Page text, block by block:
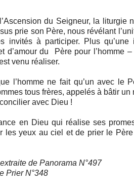
du Seigneur, la liturgie
prie son Père, nous révélant
invités à participer. Plus qu’une
d’amour du Père pour l’homme
venu réaliser.
l’homme ne fait qu’un avec le
tous frères, appelés à bâtir
avec Dieu !
en Dieu qui réalise ses
les yeux au ciel et de prier le
de Panorama N°497
N°348